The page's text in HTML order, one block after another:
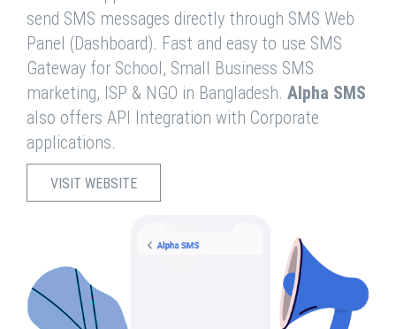
send SMS messages directly through SMS Web
Panel (Dashboard). Fast and easy to use SMS
Gateway for School, Small Business SMS
marketing, ISP & NGO in Bangladesh. Alpha SMS
also offers API Integration with Corporate
applications.
VISIT WEBSITE